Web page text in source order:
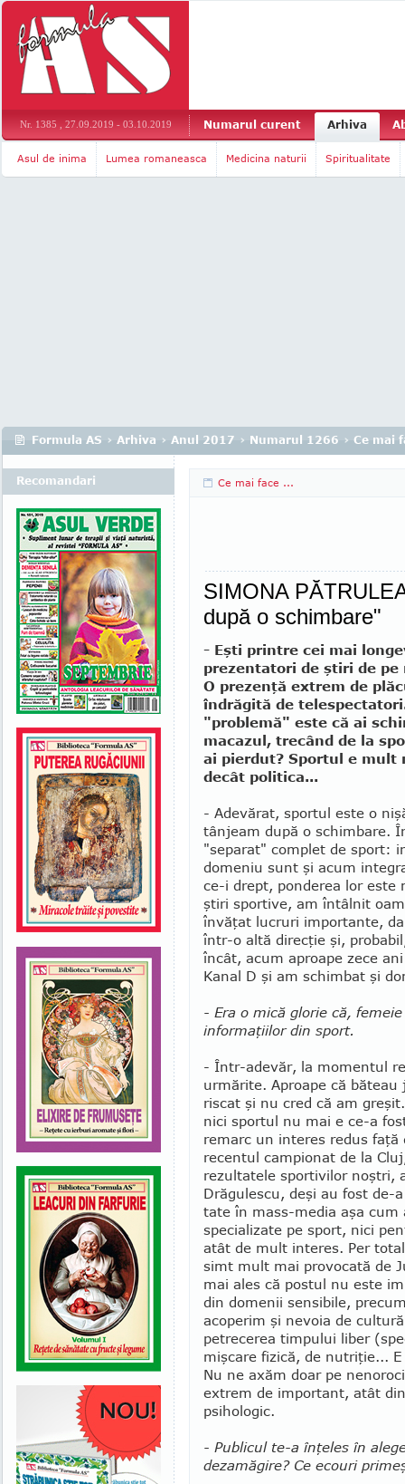
Nr. 1385 , 27.09.2019 - 03.10.2019 Numarul curent Arhiva
Asul de inima Lumea romaneasca Medicina naturii Spiritualitate
Formula AS › Arhiva › Anul 2017 › Numarul 1266 › Ce mai
Ce mai face ...
SIMONA
după o schimbare"
- Eşti printre cei mai
prezentatori de ştiri de pe
O prezenţă extrem de
îndrăgită de
"problemă" este că ai
macazul, trecând de la
ai pierdut? Sportul e mult
decât politica...
- Adevărat, sportul este o
tânjeam după o schimbare.
"separat" complet de sport:
domeniu sunt şi acum
ce-i drept, ponderea lor este
ştiri sportive, am întâlnit
învăţat lucruri importante,
într-o altă direcţie şi,
încât, acum aproape zece
Kanal D şi am schimbat şi
- Era o mică glorie că,
informaţiilor din sport.
- Într-adevăr, la momentul
urmărite. Aproape că
riscat şi nu cred că am
nici sportul nu mai e ce-a
remarc un interes redus
recentul campionat de la
rezultatele spor­­ti­­vilor noştri,
Drăgulescu, deşi au fost
tate în mass-media aşa
spe­cia­lizate pe sport, nici
atât de mult interes. Per
simt mult mai provocată de
mai ales că postul nu este
din domenii sensibile,
acoperim şi nevoia de
petrecerea timpului liber
mişca­re fizică, de nutriţie...
Nu ne axăm doar pe
extrem de important, atât
psihologic.
- Publicul te-a înţeles în
dezamăgire? Ce ecouri
Recomandari